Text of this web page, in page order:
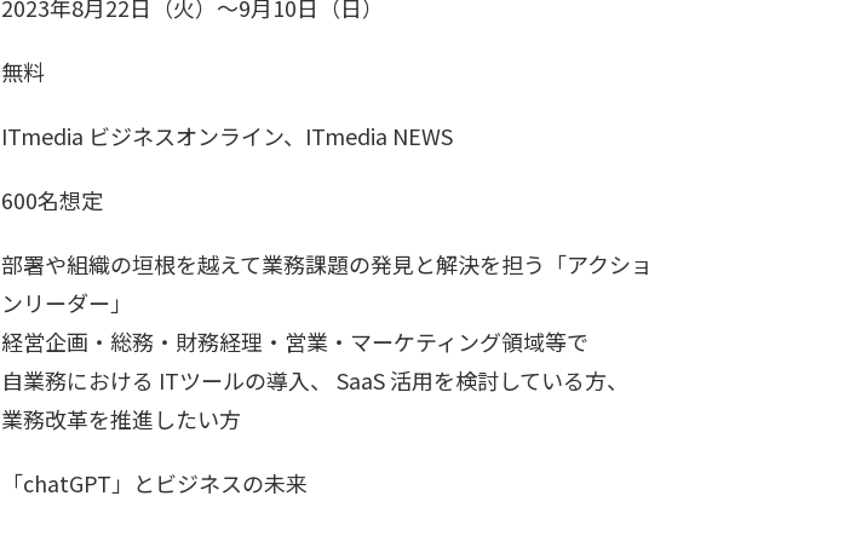
2023年8月22日（火）～9月10日（日）
無料
ITmedia ビジネスオンライン、ITmedia NEWS
600名想定
部署や組織の垣根を越えて業務課題の発見と解決を担う「アクショ
ンリーダー」
経営企画・総務・財務経理・営業・マーケティング領域等で
自業務における ITツールの導入、 SaaS 活用を検討している方、
業務改革を推進したい方
「chatGPT」とビジネスの未来